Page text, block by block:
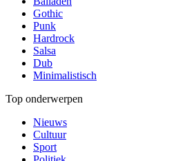
Gothic
Punk
Hardrock
Salsa
Dub
Minimalistisch
Top onderwerpen
Nieuws
Cultuur
Sport